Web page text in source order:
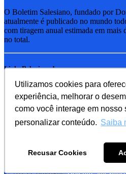
Utilizamos cookies para
experiência, melhorar o
como você interage em nosso
personalizar conteúdo. Saiba
Recusar Cookies
O Boletim Salesiano, fundado por
atualmente é publicado no mundo
com tiragem anual estimada em mais
no total.
Links Relacionados
RSB - Rede Salesiana Brasil
EDEBE - Editora
UPV - União pela Vida
Familia Salesiana
SDB - Salesianos de Dom
FMA - Filhas de Maria